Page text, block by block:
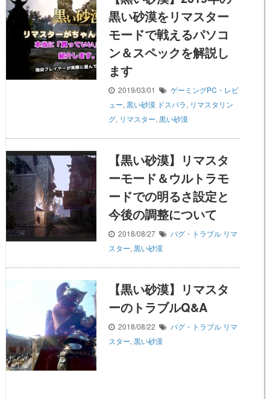
黒い砂漠をリマスター
モードで戦えるパソコ
ン＆スペックを解説し
ます
2019/03/01
ゲーミングPC・レビ
ュー, 黒い砂漠 ドスパラ, リマスタリン
グ, リマスター, 黒い砂漠
【黒い砂漠】リマスタ
ーモード＆ウルトラモ
ードでの明るさ設定と
今後の調整について
2018/08/27 バグ・トラブル リマ
スター, 黒い砂漠
【黒い砂漠】リマスタ
ーのトラブルQ&A
2018/08/22 バグ・トラブル リマ
スター, 黒い砂漠